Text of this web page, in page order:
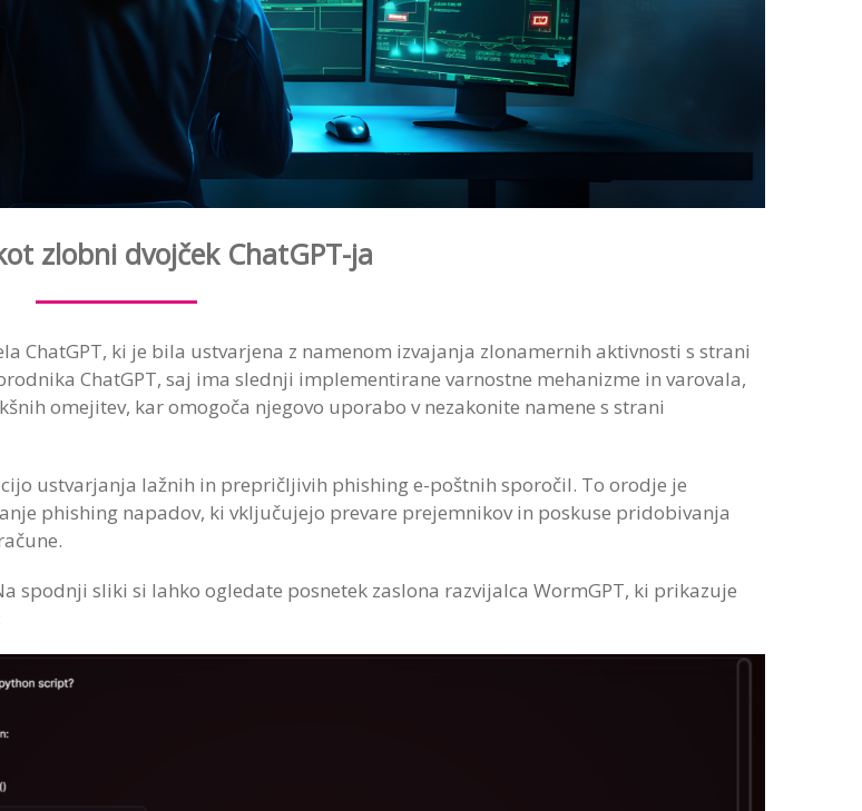
zlobni dvojček ChatGPT-ja
ChatGPT, ki je bila ustvarjena z namenom izvajanja zlonamernih aktivnosti s strani
ChatGPT, saj ima slednji implementirane varnostne mehanizme in varovala,
omejitev, kar omogoča njegovo uporabo v nezakonite namene s strani
ustvarjanja lažnih in prepričljivih phishing e-poštnih sporočil. To orodje je
phishing napadov, ki vključujejo prevare prejemnikov in poskuse pridobivanja
sliki si lahko ogledate posnetek zaslona razvijalca WormGPT, ki prikazuje